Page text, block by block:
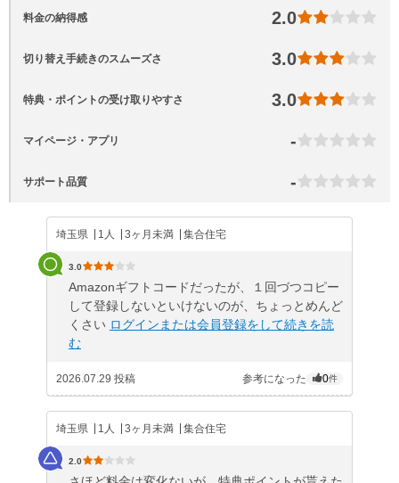
料金の納得感 2.0
切り替え手続きのスムーズさ 3.0
特典・ポイントの受け取りやすさ 3.0
マイページ・アプリ -
サポート品質 -
埼玉県 1人 3ヶ月未満 集合住宅
3.0
Amazonギフトコードだったが、１回づつコピー
して登録しないといけないのが、ちょっとめんど
くさい ログインまたは会員登録をして続きを読
む
2026.07.29 投稿 参考になった 0件
埼玉県 1人 3ヶ月未満 集合住宅
2.0